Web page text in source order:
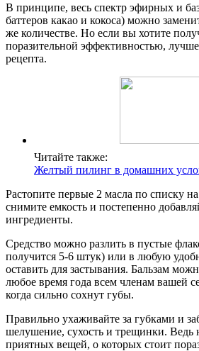
В принципе, весь спектр эфирных и
баттеров какао и кокоса) можно
же количестве. Но если вы хотите
поразительной эффективностью,
рецепта.
Читайте также:
Желтый пилинг в домашних
Растопите первые 2 масла по списку
снимите емкость и постепенно
ингредиенты.
Средство можно разлить в пустые
получится 5-6 штук) или в любую
оставить для застывания. Бальзам
любое время года всем членам вашей
когда сильно сохнут губы.
Правильно ухаживайте за губками и
шелушение, сухость и трещинки. Ведь
приятных вещей, о которых стоит